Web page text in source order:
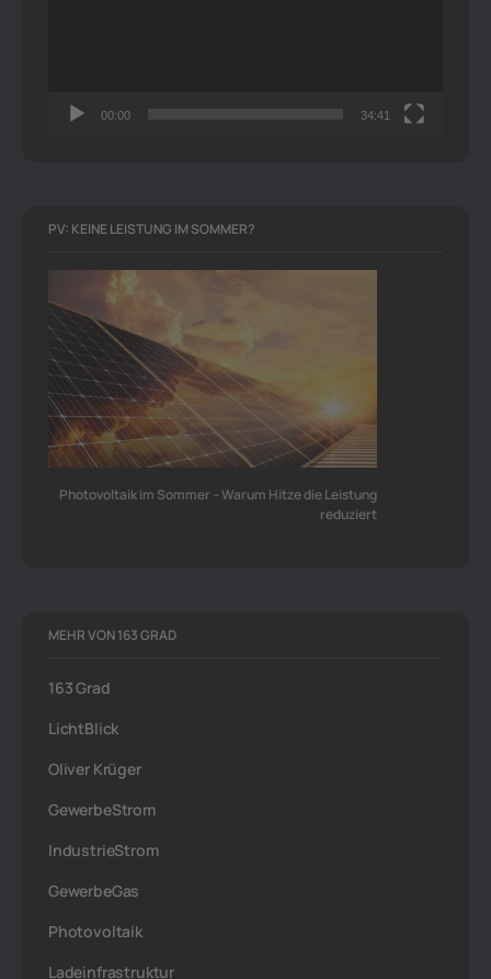
00:00 34:41
PV: KEINE LEISTUNG IM SOMMER?
Photovoltaik im Sommer – Warum Hitze die Leistung
reduziert
MEHR VON 163 GRAD
163 Grad
LichtBlick
Oliver Krüger
GewerbeStrom
IndustrieStrom
GewerbeGas
Photovoltaik
Ladeinfrastruktur